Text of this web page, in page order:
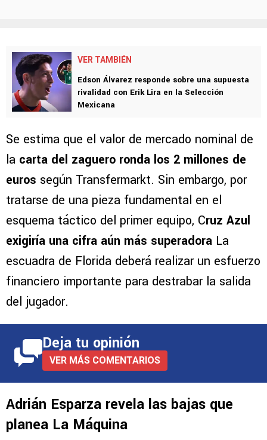
VER TAMBIÉN
Edson Álvarez responde sobre una supuesta
rivalidad con Erik Lira en la Selección
Mexicana
Se estima que el valor de mercado nominal de
la carta del zaguero ronda los 2 millones de
euros según Transfermarkt. Sin embargo, por
tratarse de una pieza fundamental en el
esquema táctico del primer equipo, Cruz Azul
exigiría una cifra aún más superadora La
escuadra de Florida deberá realizar un esfuerzo
financiero importante para destrabar la salida
del jugador.
Deja tu opinión
VER MÁS COMENTARIOS
Adrián Esparza revela las bajas que
planea La Máquina